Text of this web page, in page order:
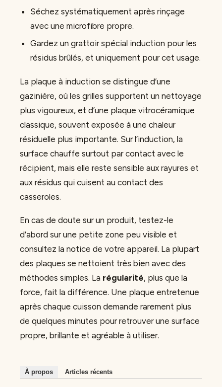
Séchez systématiquement après rinçage
avec une microfibre propre.
Gardez un grattoir spécial induction pour les
résidus brûlés, et uniquement pour cet usage.
La plaque à induction se distingue d’une
gazinière, où les grilles supportent un nettoyage
plus vigoureux, et d’une plaque vitrocéramique
classique, souvent exposée à une chaleur
résiduelle plus importante. Sur l’induction, la
surface chauffe surtout par contact avec le
récipient, mais elle reste sensible aux rayures et
aux résidus qui cuisent au contact des
casseroles.
En cas de doute sur un produit, testez-le
d’abord sur une petite zone peu visible et
consultez la notice de votre appareil. La plupart
des plaques se nettoient très bien avec des
méthodes simples. La régularité, plus que la
force, fait la différence. Une plaque entretenue
après chaque cuisson demande rarement plus
de quelques minutes pour retrouver une surface
propre, brillante et agréable à utiliser.
À propos Articles récents